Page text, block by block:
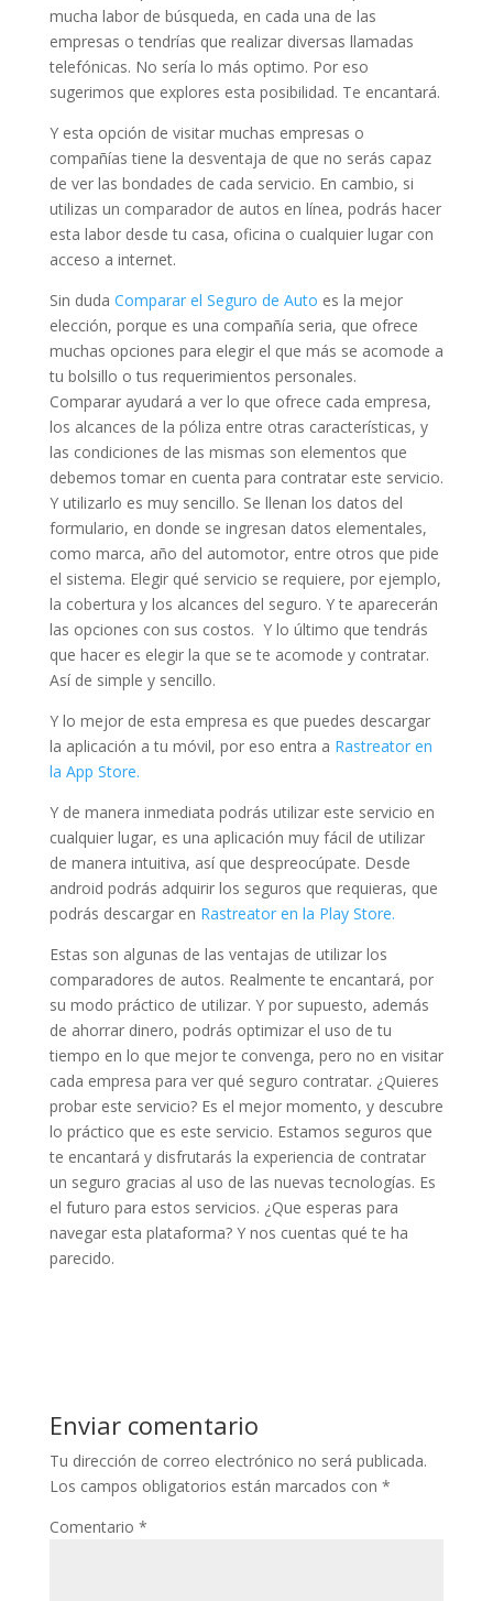
mucha labor de búsqueda, en cada una de las
empresas o tendrías que realizar diversas llamadas
telefónicas. No sería lo más optimo. Por eso
sugerimos que explores esta posibilidad. Te encantará.
Y esta opción de visitar muchas empresas o
compañías tiene la desventaja de que no serás capaz
de ver las bondades de cada servicio. En cambio, si
utilizas un comparador de autos en línea, podrás hacer
esta labor desde tu casa, oficina o cualquier lugar con
acceso a internet.
Sin duda Comparar el Seguro de Auto es la mejor
elección, porque es una compañía seria, que ofrece
muchas opciones para elegir el que más se acomode a
tu bolsillo o tus requerimientos personales.
Comparar ayudará a ver lo que ofrece cada empresa,
los alcances de la póliza entre otras características, y
las condiciones de las mismas son elementos que
debemos tomar en cuenta para contratar este servicio.
Y utilizarlo es muy sencillo. Se llenan los datos del
formulario, en donde se ingresan datos elementales,
como marca, año del automotor, entre otros que pide
el sistema. Elegir qué servicio se requiere, por ejemplo,
la cobertura y los alcances del seguro. Y te aparecerán
las opciones con sus costos. Y lo último que tendrás
que hacer es elegir la que se te acomode y contratar.
Así de simple y sencillo.
Y lo mejor de esta empresa es que puedes descargar
la aplicación a tu móvil, por eso entra a Rastreator en
la App Store.
Y de manera inmediata podrás utilizar este servicio en
cualquier lugar, es una aplicación muy fácil de utilizar
de manera intuitiva, así que despreocúpate. Desde
android podrás adquirir los seguros que requieras, que
podrás descargar en Rastreator en la Play Store.
Estas son algunas de las ventajas de utilizar los
comparadores de autos. Realmente te encantará, por
su modo práctico de utilizar. Y por supuesto, además
de ahorrar dinero, podrás optimizar el uso de tu
tiempo en lo que mejor te convenga, pero no en visitar
cada empresa para ver qué seguro contratar. ¿Quieres
probar este servicio? Es el mejor momento, y descubre
lo práctico que es este servicio. Estamos seguros que
te encantará y disfrutarás la experiencia de contratar
un seguro gracias al uso de las nuevas tecnologías. Es
el futuro para estos servicios. ¿Que esperas para
navegar esta plataforma? Y nos cuentas qué te ha
parecido.
Enviar comentario
Tu dirección de correo electrónico no será publicada.
Los campos obligatorios están marcados con *
Comentario *